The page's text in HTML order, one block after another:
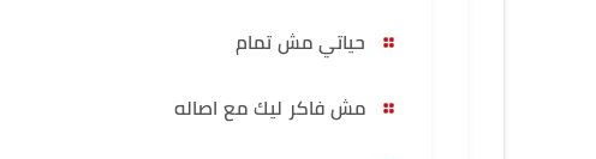
حياتي مش تمام
مش فاكر ليك مع اصاله